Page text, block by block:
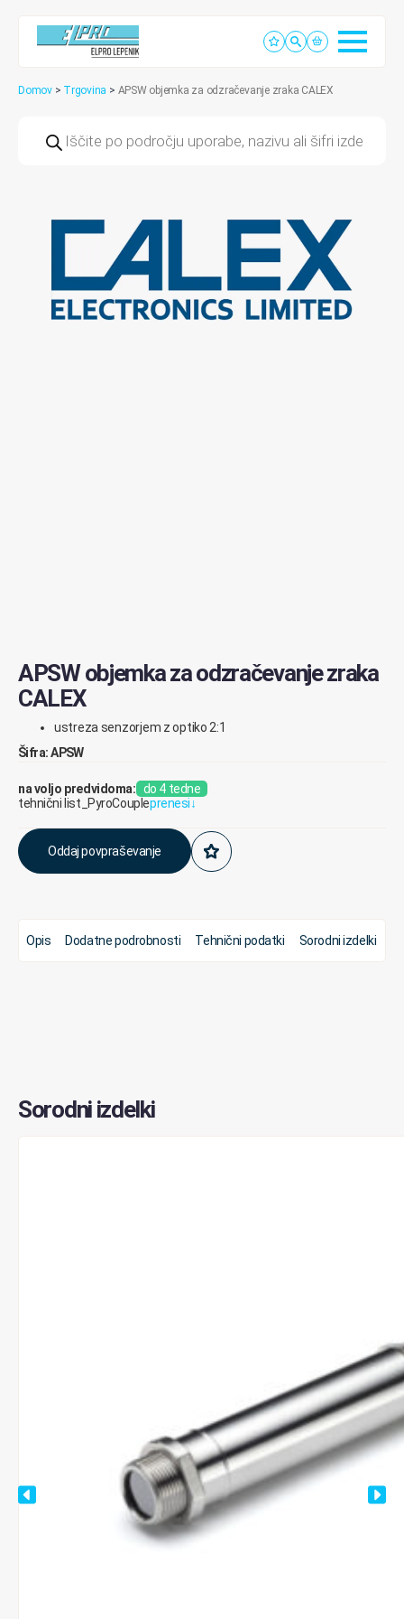
Domov > Trgovina > APSW objemka za odzračevanje zraka CALEX
search
APSW objemka za odzračevanje zraka
CALEX
ustreza senzorjem z optiko 2:1
Šifra: APSW
na voljo predvidoma: do 4 tedne
tehnični list_PyroCoupleprenesi↓
Oddaj povpraševanje
Opis Dodatne podrobnosti Tehnični podatki Sorodni izdelki
Sorodni izdelki